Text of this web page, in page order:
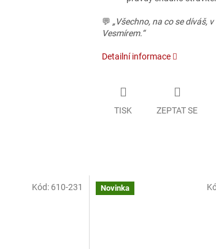
💬 „Všechno, na co se díváš,
Vesmírem.“
Detailní informace
TISK ZEPTAT SE
Kód: 610-231 Novinka